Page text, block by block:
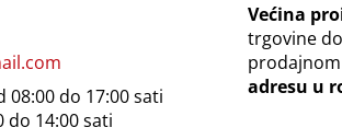
08:00 do 17:00 sati
do 14:00 sati
Većina
trgovine
adresu u